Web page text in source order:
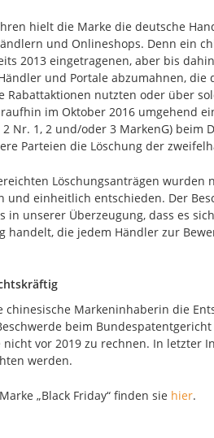
hielt die Marke die deutsche
und Onlineshops. Denn ein
2013 eingetragenen, aber bis
und Portale abzumahnen, die
Rabattaktionen nutzten oder über
im Oktober 2016 umgehend
Nr. 1, 2 und/oder 3 MarkenG) beim
Parteien die Löschung der
Löschungsanträgen wurden
und einheitlich entschieden. Der
in unserer Überzeugung, dass es
handelt, die jedem Händler zur
chinesische Markeninhaberin die
beim
vor 2019 zu rechnen. In letzter
werden.
„Black Friday“ finden sie hier.